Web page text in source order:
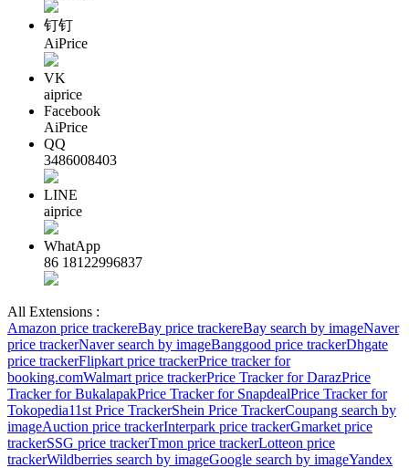
钉钉
AiPrice
VK
aiprice
Facebook
AiPrice
QQ
3486008403
LINE
aiprice
WhatApp
86 18122996837
All Extensions :
Amazon price trackereBay price trackereBay search by imageNaver
price trackerNaver search by imageBanggood price trackerDhgate
price trackerFlipkart price trackerPrice tracker for
booking.comWalmart price trackerPrice Tracker for DarazPrice
Tracker for BukalapakPrice Tracker for SnapdealPrice Tracker for
Tokopedia11st Price TrackerShein Price TrackerCoupang search by
imageAuction price trackerInterpark price trackerGmarket price
trackerSSG price trackerTmon price trackerLotteon price
trackerWildberries search by imageGoogle search by imageYandex